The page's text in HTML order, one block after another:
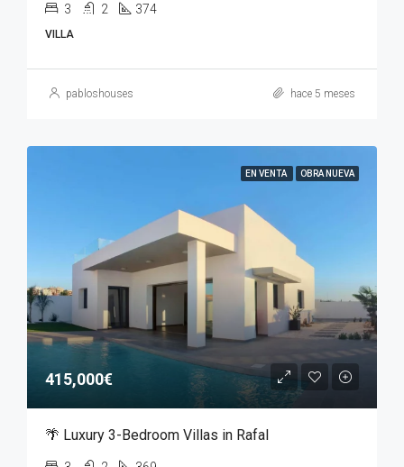
3 2 374
VILLA
pabloshouses hace 5 meses
EN VENTA OBRA NUEVA
415,000€
🌴 Luxury 3-Bedroom Villas in Rafal